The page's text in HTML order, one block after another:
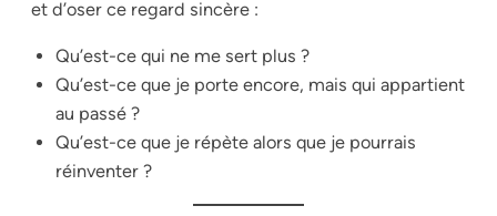
et d’oser ce regard sincère :
Qu’est-ce qui ne me sert plus ?
Qu’est-ce que je porte encore, mais qui appartient
au passé ?
Qu’est-ce que je répète alors que je pourrais
réinventer ?